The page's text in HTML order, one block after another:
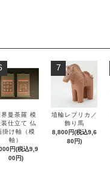
界曼荼羅 模
装仕立て 仏
掛け軸（模
軸）
円(税込9,9
00円)
7
埴輪レプリカ／
飾り馬
8,800円(税込9,6
80円)